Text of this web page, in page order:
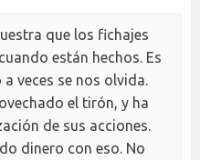
que los fichajes
están hechos. Es
veces se nos olvida.
el tirón, y ha
de sus acciones.
dinero con eso. No